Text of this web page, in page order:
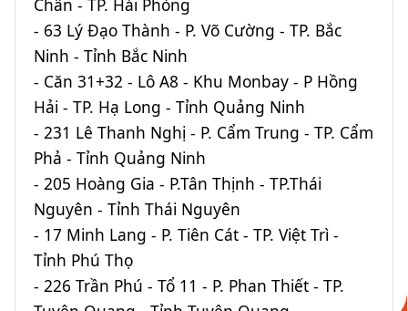
Chân - TP. Hải Phòng
- 63 Lý Đạo Thành - P. Võ Cường - TP. Bắc
Ninh - Tỉnh Bắc Ninh
- Căn 31+32 - Lô A8 - Khu Monbay - P Hồng
Hải - TP. Hạ Long - Tỉnh Quảng Ninh
- 231 Lê Thanh Nghị - P. Cẩm Trung - TP. Cẩm
Phả - Tỉnh Quảng Ninh
- 205 Hoàng Gia - P.Tân Thịnh - TP.Thái
Nguyên - Tỉnh Thái Nguyên
- 17 Minh Lang - P. Tiên Cát - TP. Việt Trì -
Tỉnh Phú Thọ
- 226 Trần Phú - Tổ 11 - P. Phan Thiết - TP.